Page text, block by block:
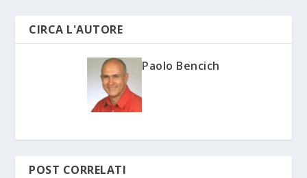
CIRCA L'AUTORE
Paolo Bencich
POST CORRELATI